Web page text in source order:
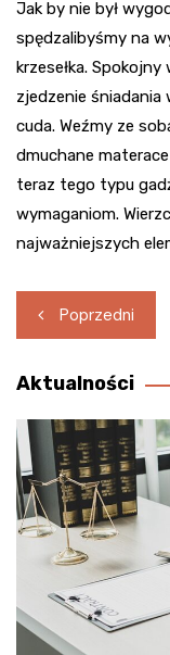
Jak by nie był
spędzalibyśmy na
krzesełka.
zjedzenie
cuda. Weźmy ze
dmuchane
teraz tego typu
wymaganiom.
najważniejszych
wpisu
Poprzedni
Aktualności